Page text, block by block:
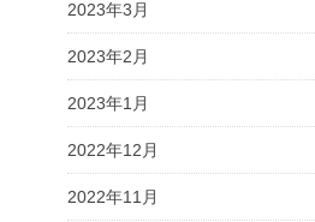
2023年3月
2023年2月
2023年1月
2022年12月
2022年11月